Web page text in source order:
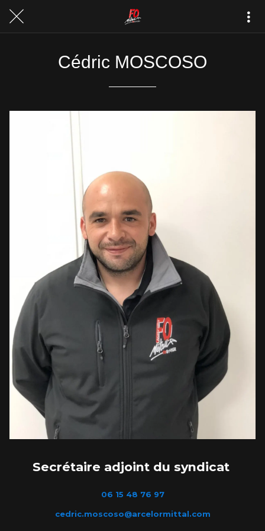
Cédric MOSCOSO
Secrétaire adjoint du syndicat
06 15 48 76 97
cedric.moscoso@arcelormittal.com